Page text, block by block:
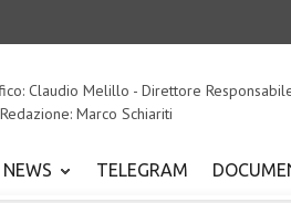
Claudio Melillo - Direttore
Marco Schiariti
NEWS TELEGRAM